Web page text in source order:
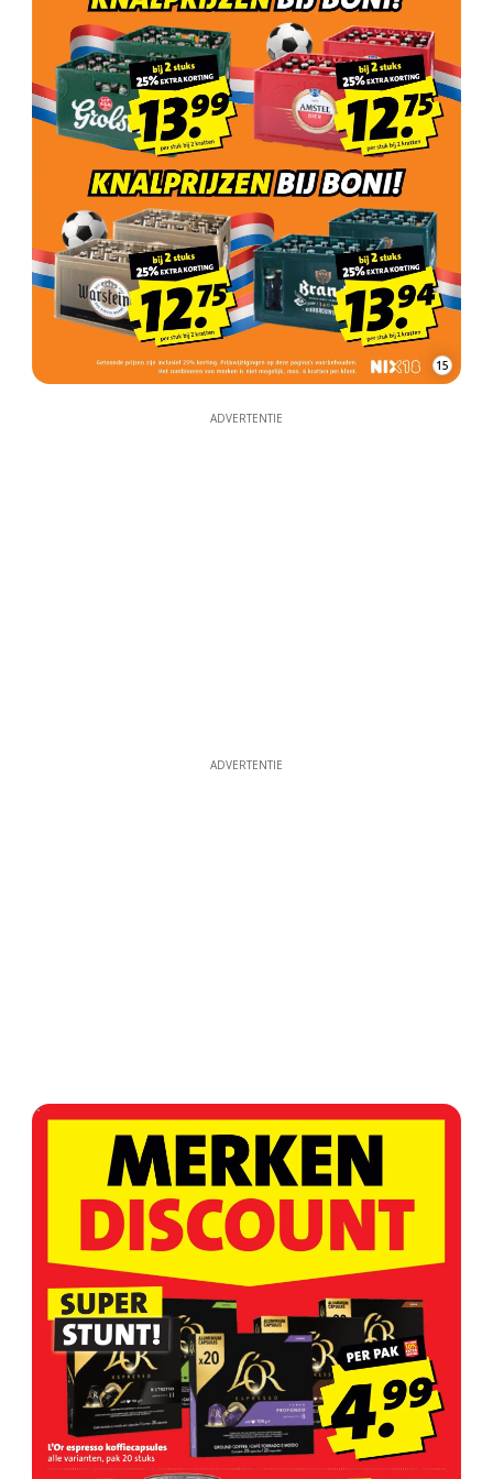
15
ADVERTENTIE
ADVERTENTIE